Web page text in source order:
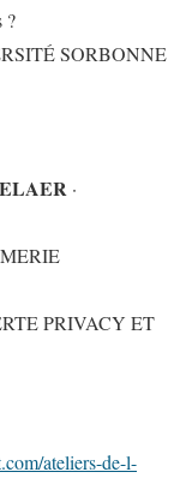
?
SORBONNE
·
PRIVACY ET
ateliers-de-l-